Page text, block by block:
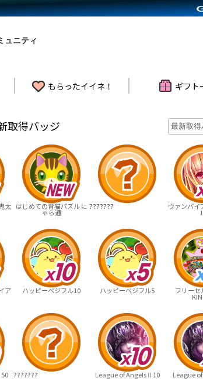
ュニティ
もらったイイネ！ ギフト
取得バッジ
太 はじめての育猫パズル に
ゃら通
??????? ヴァンパ
ア ハッピーベジフル10 ハッピーベジフル5 フリーセ
??????? League of AngelsⅡ10 League